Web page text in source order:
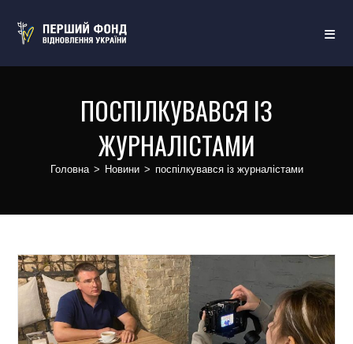
ПОСПІЛКУВАВСЯ ІЗ
ЖУРНАЛІСТАМИ
Головна > Новини > поспілкувався із журналістами